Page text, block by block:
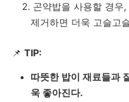
곤약밥을 사용할 경우
제거하면 더욱 고슬고
📌 TIP:
따뜻한 밥이 재료들과
욱 좋아진다.